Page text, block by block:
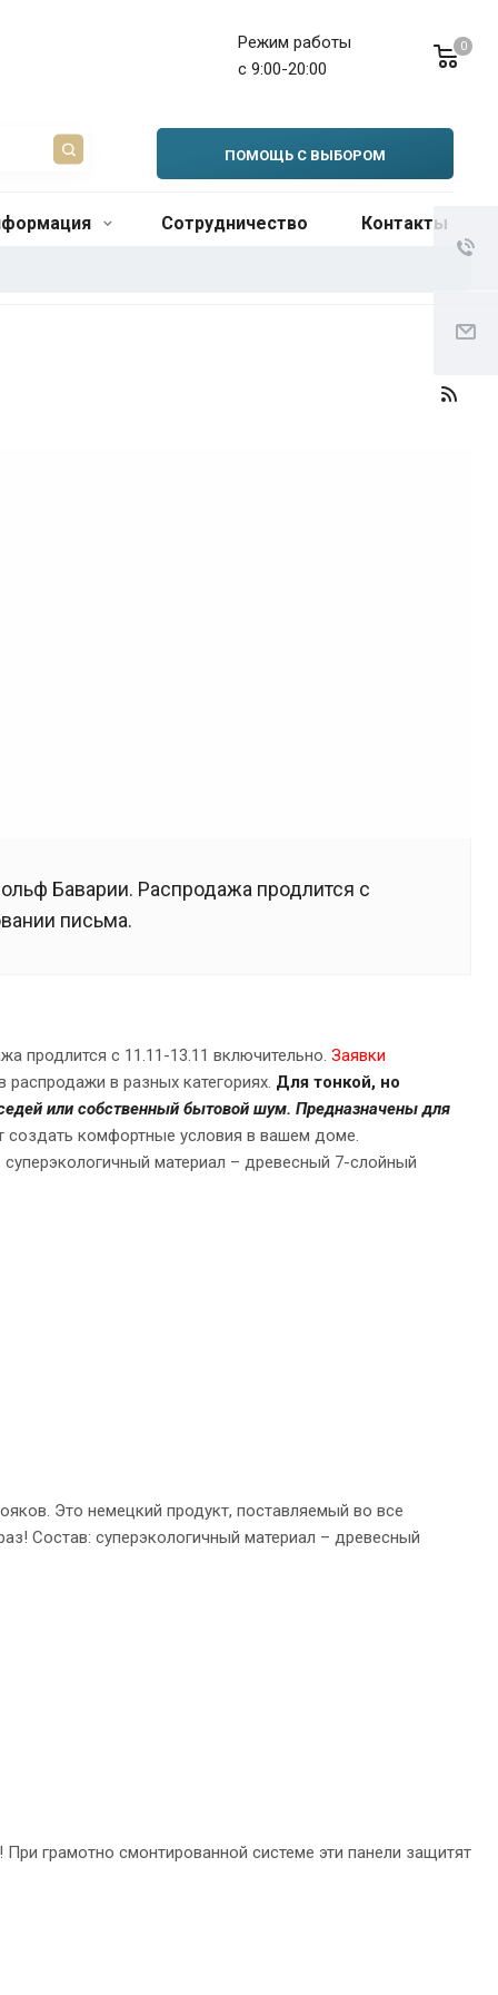
0
Режим работы
с 9:00-20:00
ПОМОЩЬ С ВЫБОРОМ
Сотрудничество Контакты
Баварии. Распродажа продлится с
письма.
продлится с 11.11-13.11 включительно. Заявки
в разных категориях. Для тонкой, но
или собственный бытовой шум. Предназначены для
создать комфортные условия в вашем доме.
материал – древесный 7-слойный
Это немецкий продукт, поставляемый во все
Состав: суперэкологичный материал – древесный
грамотно смонтированной системе эти панели защитят